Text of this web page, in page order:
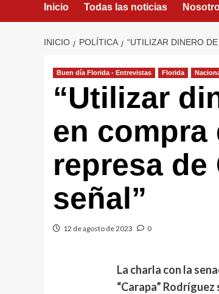
Inicio Todas las noticias
INICIO POLÍTICA “UTILIZAR DINERO
Buen día Florida - Entrevistas Florida
“Utilizar
en compra
represa de
señal”
12 de agosto de 2023 0
La charla con la
“Carapa”